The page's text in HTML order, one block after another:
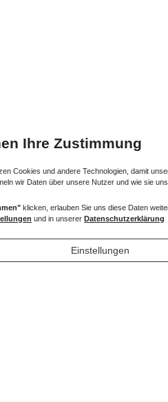
Verlängerter
43,00 € *
*inkl. ges. MwSt.
Ihre Zustimmung
Cookies und andere Technologien, damit
wir Daten über unsere Nutzer und wie sie
klicken, erlauben Sie uns diese Daten
und in unserer Datenschutzerklärung
Einstellungen